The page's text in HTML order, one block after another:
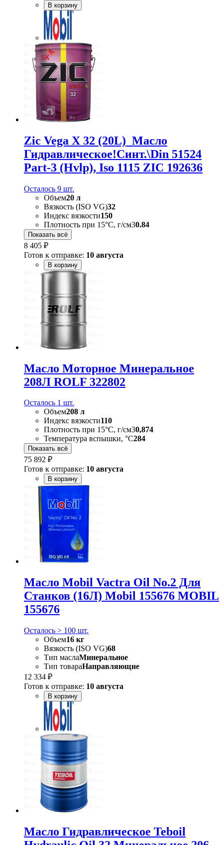
В корзину
Zic Vega X 32 (20L)_Масло
Гидравлическое!Синт.\Din 51524
Part-3 (Hvlp), Iso 1115 ZIC 192636
Осталось 9 шт.
Объем20 л
Вязкость (ISO VG)32
Индекс вязкости150
Плотность при 15°C, г/см30.84
Показать всё
8 405 ₽
Готов к отправке: 10 августа
В корзину
Масло Моторное Минеральное
208Л ROLF 322802
Осталось 1 шт.
Объем208 л
Индекс вязкости110
Плотность при 15°C, г/см30,874
Температура вспышки, °С284
Показать всё
75 892 ₽
Готов к отправке: 10 августа
В корзину
Масло Mobil Vactra Oil No.2 Для
Станков (16Л) Mobil 155676 MOBIL
155676
Осталось > 100 шт.
Объем16 кг
Вязкость (ISO VG)68
Тип маслаМинеральное
Тип товараНаправляющие
12 334 ₽
Готов к отправке: 10 августа
В корзину
Масло Гидравлическое Teboil